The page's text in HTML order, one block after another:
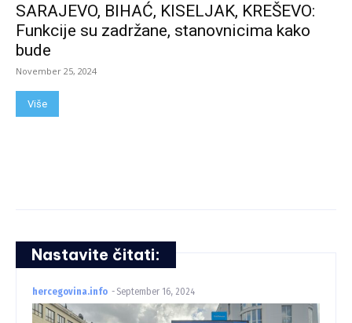
SARAJEVO, BIHAĆ, KISELJAK, KREŠEVO:
Funkcije su zadržane, stanovnicima kako
bude
November 25, 2024
Više
Nastavite čitati:
hercegovina.info - September 16, 2024